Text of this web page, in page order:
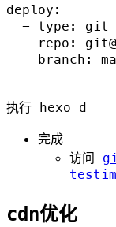
deploy:
  - type: git
repo:
branch:
执行 hexo d
完成
访问
cdn优化